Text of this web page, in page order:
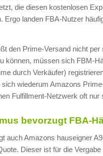
die diesen kostenlosen
Ergo landen FBA-Nutzer
den Prime-Versand nicht per
können, müssen sich FBM-
durch Verkäufer)
wiederum Amazons
Fulfillment-Netzwerk oft nur
bevorzugt FBA-
auch Amazons hauseigner
Dieser ist für die Vergabe